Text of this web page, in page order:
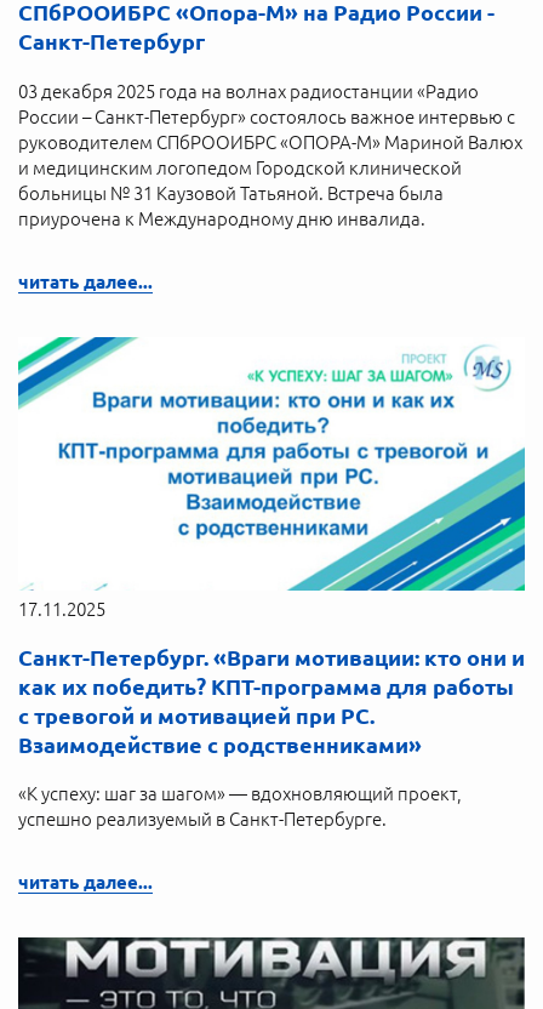
СПбРООИБРС «Опора-М» на Радио России -
Санкт-Петербург
03 декабря 2025 года на волнах радиостанции «Радио
России – Санкт-Петербург» состоялось важное интервью с
руководителем СПбРООИБРС «ОПОРА-М» Мариной Валюх
и медицинским логопедом Городской клинической
больницы № 31 Каузовой Татьяной. Встреча была
приурочена к Международному дню инвалида.
читать далее...
17.11.2025
Санкт-Петербург. «Враги мотивации: кто они и
как их победить? КПТ-программа для работы
с тревогой и мотивацией при РС.
Взаимодействие с родственниками»
«К успеху: шаг за шагом» — вдохновляющий проект,
успешно реализуемый в Санкт-Петербурге.
читать далее...